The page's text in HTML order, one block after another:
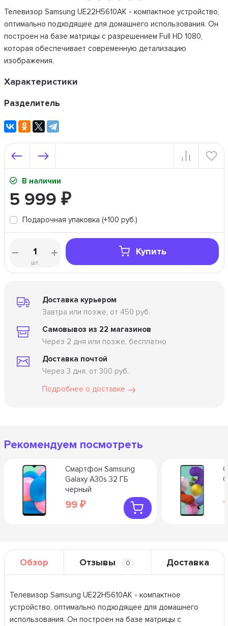
Телевизор Samsung UE22H5610AK - компактное устройство,
оптимально подходящее для домашнего использования. Он
построен на базе матрицы с разрешением Full HD 1080,
которая обеспечивает современную детализацию
изображения.
Характеристики
Разделитель
В наличии
5 999 ₽
Подарочная упаковка (+100 руб.)
шт.
Купить
Доставка курьером
Завтра или позже, от 450 руб.
Самовывоз из 22 магазинов
Через 2 дня или позже, бесплатно
Доставка почтой
Через 3 дня, от 300 руб.
Подробнее о доставке
Рекомендуем посмотреть
Смартфон Samsung
Galaxy A30s 32 ГБ
черный
99 ₽
Обзор Отзывы 0 Доставка
Телевизор Samsung UE22H5610AK - компактное
устройство, оптимально подходящее для домашнего
использования. Он построен на базе матрицы с